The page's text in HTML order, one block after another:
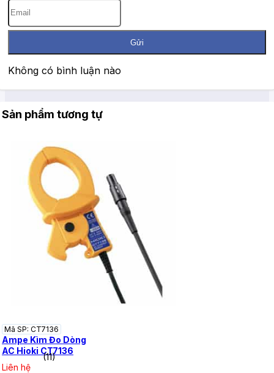
Gửi
Không có bình luận nào
Sản phẩm tương tự
Mã SP: CT7136
Ampe Kìm Đo Dòng
AC Hioki CT7136
(11)
Liên hệ